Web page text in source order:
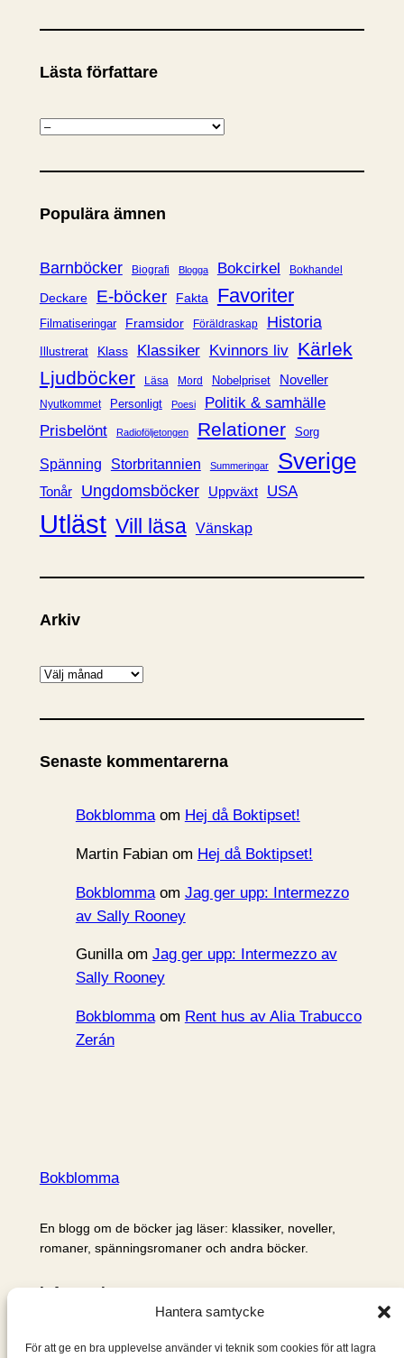
Hantera samtycke
För att ge en bra upplevelse använder vi teknik som cookies för att lagra
Lästa författare
K
t
g
r
i
Populära ämnen
Barnböcker Biografi Blogga Bokcirkel Bokhandel
Deckare E-böcker Fakta Favoriter
Filmatiseringar Framsidor Föräldraskap Historia
Illustrerat Klass Klassiker Kvinnors liv Kärlek
Ljudböcker
Läsa Mord Nobelpriset Noveller
Nyutkommet Personligt Poesi
Politik & samhälle
Prisbelönt
Radioföljetongen Relationer Sorg
Spänning Storbritannien Summeringar Sverige
Tonår Ungdomsböcker Uppväxt USA
Utläst Vill läsa Vänskap
Arkiv
A
k
v
Senaste kommentarerna
Bokblommaom Hej då Boktipset!
Martin Fabianom Hej då Boktipset!
Bokblommaom Jag ger upp: Intermezzo
av Sally Rooney
Gunillaom Jag ger upp: Intermezzo av
Sally Rooney
Bokblommaom Rent hus av Alia Trabucco
Zerán
Bokblomma
En blogg om de böcker jag läser: klassiker, noveller,
romaner, spänningsromaner och andra böcker.
Information
Om mig & om bloggen